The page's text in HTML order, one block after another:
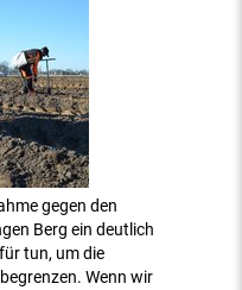
gegen den
Berg ein deutlich
tun, um die
Wenn wir